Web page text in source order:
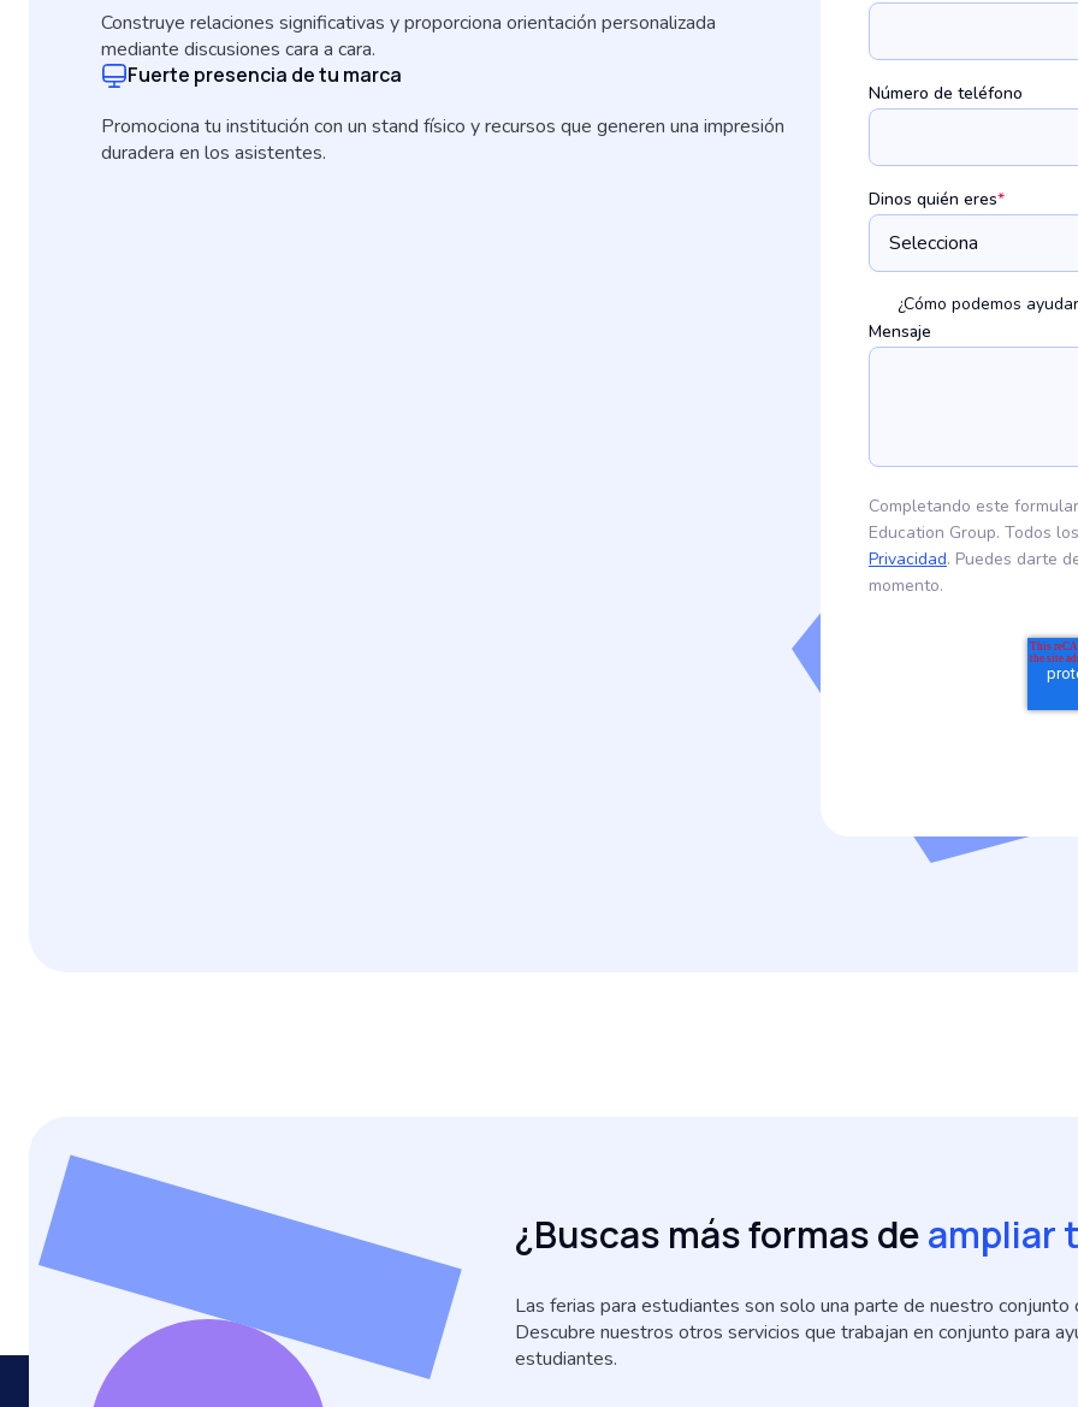
Construye relaciones significativas y proporciona orientación personalizada
mediante discusiones cara a cara.
Fuerte presencia de tu marca
Promociona tu institución con un stand físico y recursos que generen una impresión
duradera en los asistentes.
Número de teléfono
Dinos quién eres*
Mensaje
¿Cómo podemos
Completando este
Education Group. Todos
Privacidad. Puedes darte
momento.
¿Buscas más formas deampliar
Las ferias para estudiantes son solo una parte de nuestro
Descubre nuestros otros servicios que trabajan en conjunto para
estudiantes.